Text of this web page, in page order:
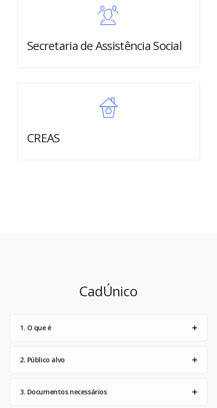
Secretaria de Assistência Social
CREAS
CadÚnico
1. O que é
2. Público alvo
3. Documentos necessários